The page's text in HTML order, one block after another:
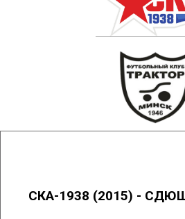
СКА-1938 (2015) -